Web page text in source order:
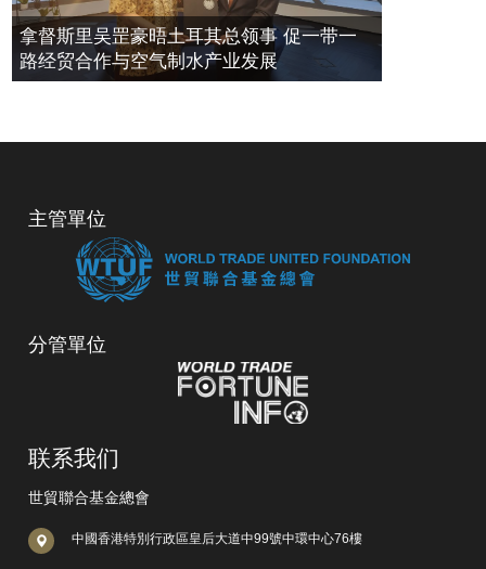
拿督斯里吴罡豪晤土耳其总领事 促一带一
路经贸合作与空气制水产业发展
主管單位
分管單位
联系我们
世貿聯合基金總會
中國香港特別行政區皇后大道中99號中環中心76樓